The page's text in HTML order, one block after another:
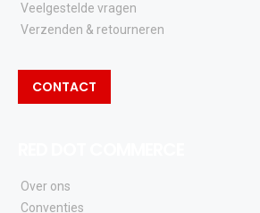
Veelgestelde vragen
Verzenden & retourneren
CONTACT
Over ons
Conventies